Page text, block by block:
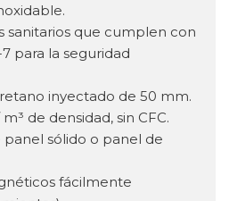
sanitarios que cumplen con
para la seguridad
inyectado de 50 mm.
de densidad, sin CFC.
sólido o panel de
fácilmente